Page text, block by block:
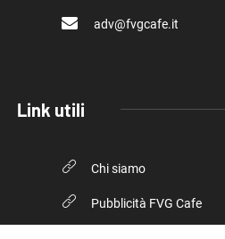
adv@fvgcafe.it
Link utili
Chi siamo
Pubblicità FVG Cafe